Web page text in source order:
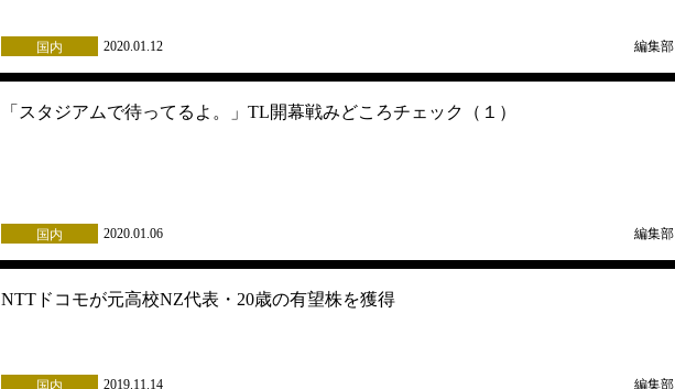
国内 2020.01.12 編集部
「スタジアムで待ってるよ。」TL開幕戦みどころチェック（１）
国内 2020.01.06 編集部
NTTドコモが元高校NZ代表・20歳の有望株を獲得
国内 2019.11.14 編集部